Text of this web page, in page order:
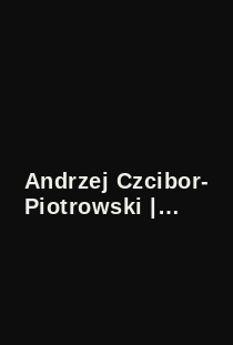
Andrzej Czcibor-
Piotrowski |